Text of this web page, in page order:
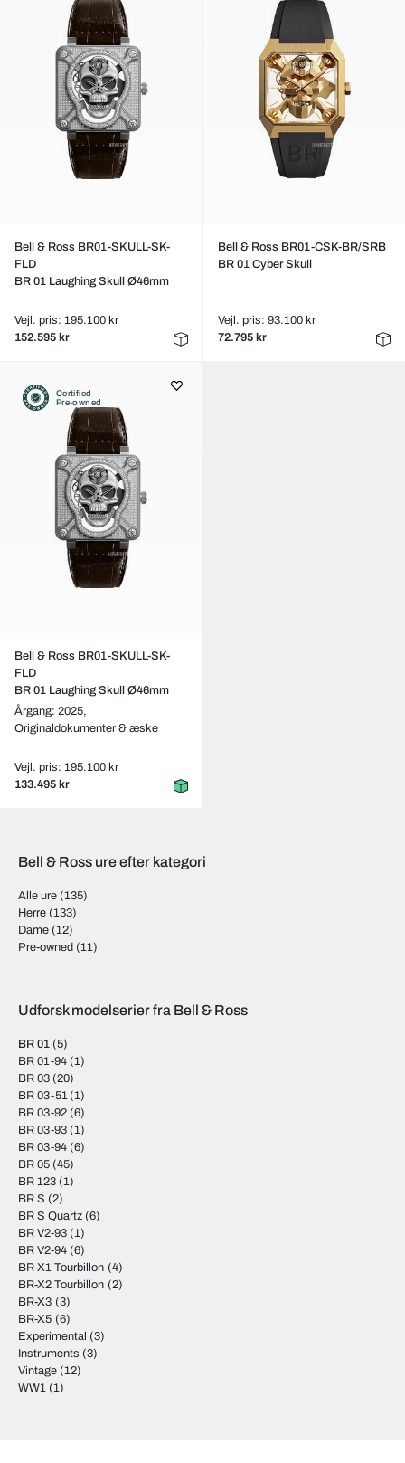
Bell & Ross BR01-SKULL-SK-
FLD
BR 01 Laughing Skull Ø46mm
Vejl. pris: 195.100 kr
152.595 kr
Bell & Ross BR01-CSK-BR/SRB
BR 01 Cyber Skull
Vejl. pris: 93.100 kr
72.795 kr
Certified
Pre-owned
Bell & Ross BR01-SKULL-SK-
FLD
BR 01 Laughing Skull Ø46mm
Årgang: 2025,
Originaldokumenter & æske
Vejl. pris: 195.100 kr
133.495 kr
Bell & Ross ure efter kategori
Alle ure (135)
Herre (133)
Dame (12)
Pre-owned (11)
Udforsk modelserier fra Bell & Ross
BR 01 (5)
BR 01-94 (1)
BR 03 (20)
BR 03-51(1)
BR 03-92 (6)
BR 03-93 (1)
BR 03-94 (6)
BR 05 (45)
BR 123 (1)
BR S (2)
BR S Quartz (6)
BR V2-93 (1)
BR V2-94 (6)
BR-X1 Tourbillon (4)
BR-X2 Tourbillon (2)
BR-X3 (3)
BR-X5 (6)
Experimental (3)
Instruments (3)
Vintage (12)
WW1 (1)